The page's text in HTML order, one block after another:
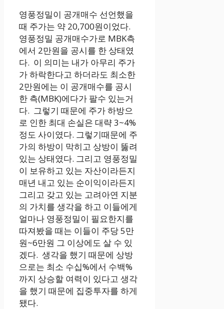
영풍정밀이 공개매수 선언했을
때 주가는 약 20,700원이었다.
영풍정밀 공개매수가로 MBK측
에서 2만원을 공시를 한 상태였
다. 이 의미는 내가 아무리 주가
가 하락한다고 하더라도 최소한
2만원에는 이 공개매수를 공시
한 측(MBK)에다가 팔수 있는거
다. 그렇기 때문에 주가 하방으
로 인한 최대 손실은 대략 3~4%
정도 사이였다. 그렇기때문에 주
가의 하방이 막히고 상방이 뚫려
있는 상태였다. 그리고 영풍정밀
이 보유하고 있는 자산이라든지
매년 내고 있는 순이익이라든지
그리고 갖고 있는 고려아연 지분
의 가치를 생각을 하고 이들에게
얼마나 영풍정밀이 필요한지를
따져봤을 때는 이들이 주당 5만
원~6만원 그 이상에도 살 수 있
겠다. 생각을 했기 때문에 상방
으로는 최소 수십%에서 수백%
까지 상승할 여력이 있다고 생각
을 했기 때문에 집중투자를 하게
됐다.